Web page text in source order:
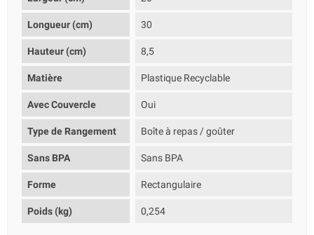
Longueur (cm) 30
Hauteur (cm) 8,5
Matière Plastique Recyclable
Avec Couvercle Oui
Type de Rangement Boîte à repas / goûter
Sans BPA Sans BPA
Forme Rectangulaire
Poids (kg) 0,254